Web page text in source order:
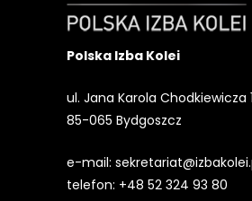
Polska Izba Kolei
ul. Jana Karola Chodkiewicza
85-065 Bydgoszcz
e-mail:
telefon: +48 52 324 93 80